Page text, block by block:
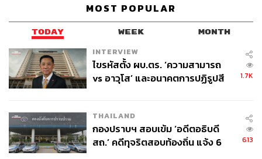
MOST POPULAR
TODAY WEEK MONTH
INTERVIEW
ไขรหัสตั้ง ผบ.ตร. ‘ความสามารถ
vs อาวุโส’ และอนาคตการปฏิรูปสี
1.7K
THAILAND
กองปราบฯ สอบเข้ม ‘อดีตอธิบดี
สถ.’ คดีทุจริตสอบท้องถิ่น แจ้ง 6
613